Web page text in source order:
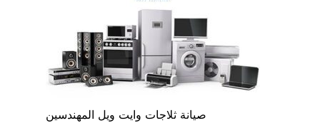
صيانة ثلاجات وايت ويل المهندسين